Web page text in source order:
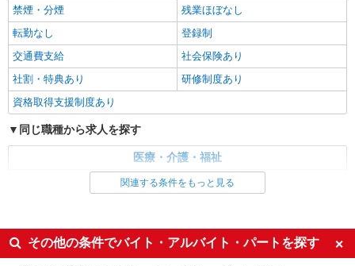
西尾駅▼綺麗なサ高住で生活ケア▼清掃やフロ
時給1500円〜2125円 ＜日払い有/週払い有/交
通費全支給(ガソリン代含む)＞
キープ 詳細を見る
西尾駅｜リハビリ補助などのデイサービス
通費全支給(ガソリン代含む)＞
西尾市 最寄り：西尾駅
禁煙・分煙
残業ほぼなし
転勤なし
登録制
交通費支給
社会保険あり
社割・特典あり
研修制度あり
資格取得支援制度あり
同じ職種から求人を探す
医療・介護・福祉
未経験歓迎
ミドル（40代～）活躍中
週2～3日勤務OK
深夜
関連する条件をもっと見る
その他の条件でバイト・アルバイト・パートを探す